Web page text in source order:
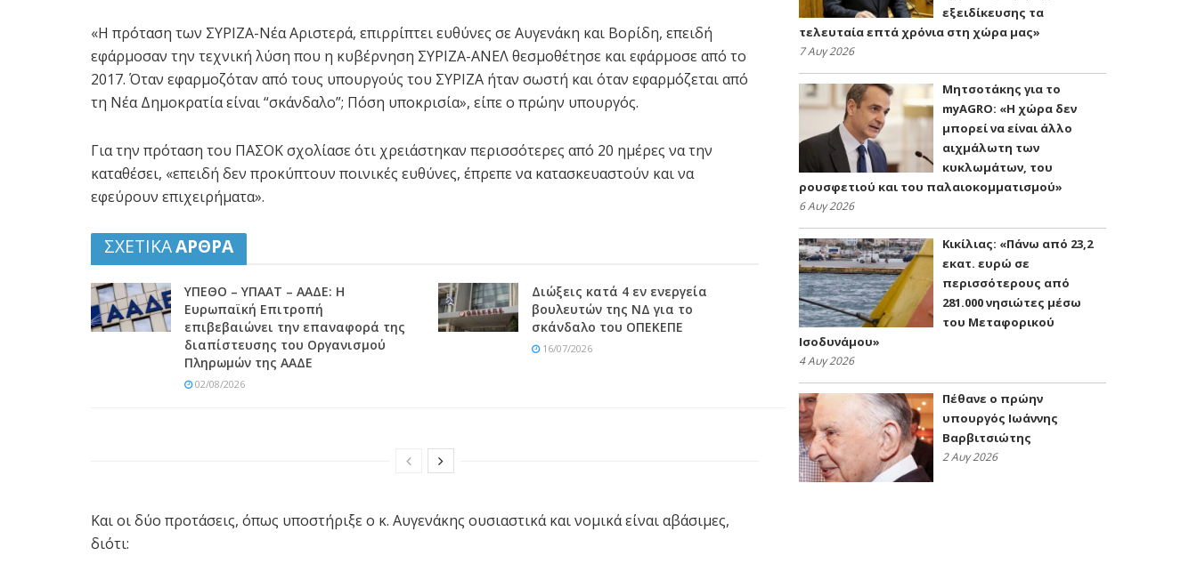
«Η πρόταση των ΣΥΡΙΖΑ-Νέα Αριστερά, επιρρίπτει ευθύνες σε Αυγενάκη και Βορίδη, επειδή
εφάρμοσαν την τεχνική λύση που η κυβέρνηση ΣΥΡΙΖΑ-ΑΝΕΛ θεσμοθέτησε και εφάρμοσε από το
2017. Όταν εφαρμοζόταν από τους υπουργούς του ΣΥΡΙΖΑ ήταν σωστή και όταν εφαρμόζεται από
τη Νέα Δημοκρατία είναι “σκάνδαλο”; Πόση υποκρισία», είπε ο πρώην υπουργός.
Για την πρόταση του ΠΑΣΟΚ σχολίασε ότι χρειάστηκαν περισσότερες από 20 ημέρες να την
καταθέσει, «επειδή δεν προκύπτουν ποινικές ευθύνες, έπρεπε να κατασκευαστούν και να
εφεύρουν επιχειρήματα».
ΣΧΕΤΙΚΑΑΡΘΡΑ
ΥΠΕΘΟ – ΥΠΑΑΤ – ΑΑΔΕ: H
Ευρωπαϊκή Επιτροπή
επιβεβαιώνει την επαναφορά της
διαπίστευσης του Οργανισμού
Πληρωμών της ΑΑΔΕ
02/08/2026
Διώξεις κατά 4 εν ενεργεία
βουλευτών της ΝΔ για το
σκάνδαλο του ΟΠΕΚΕΠΕ
16/07/2026
Και οι δύο προτάσεις, όπως υποστήριξε ο κ. Αυγενάκης ουσιαστικά και νομικά είναι αβάσιμες,
διότι:
εξειδίκευσης τα
τελευταία επτά χρόνια στη χώρα μας»
7 Αυγ 2026
Μητσοτάκης για το
myAGRO: «Η χώρα δεν
μπορεί να είναι άλλο
αιχμάλωτη των
κυκλωμάτων, του
ρουσφετιού και του παλαιοκομματισμού»
6 Αυγ 2026
Κικίλιας: «Πάνω από 23,2
εκατ. ευρώ σε
περισσότερους από
281.000 νησιώτες μέσω
του Μεταφορικού
Ισοδυνάμου»
4 Αυγ 2026
Πέθανε ο πρώην
υπουργός Ιωάννης
Βαρβιτσιώτης
2 Αυγ 2026